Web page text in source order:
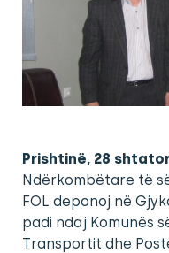
Prishtinë, 28 shtator
Ndërkombëtare të
FOL deponoj në
padi ndaj Komunës
Transportit dhe